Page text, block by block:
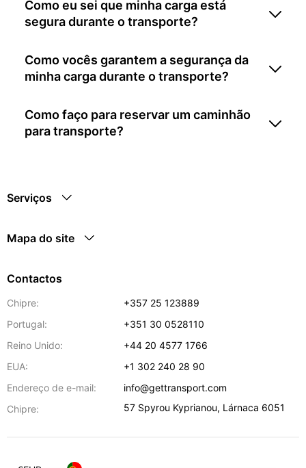
Como eu sei que minha carga está
segura durante o transporte?
Como vocês garantem a segurança da
minha carga durante o transporte?
Como faço para reservar um caminhão
para transporte?
Serviços
Mapa do site
Contactos
Chipre:
+357 25 123889
Portugal:
+351 30 0528110
Reino Unido:
+44 20 4577 1766
EUA:
+1 302 240 28 90
Endereço de e-mail:
info@gettransport.com
Chipre:
57 Spyrou Kyprianou, Lárnaca 6051